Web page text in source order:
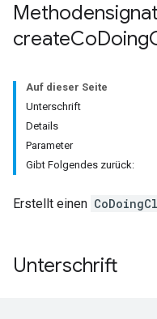
createCoDoing
Auf dieser Seite
Unterschrift
Details
Parameter
Gibt Folgendes zurück:
Erstellt einen
Unterschrift